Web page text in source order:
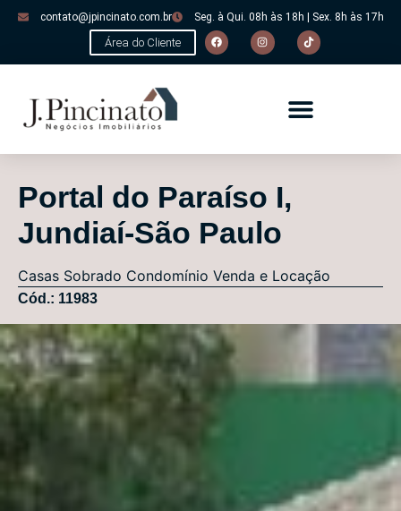
contato@jpincinato.com.br Seg. à Qui. 08h às 18h | Sex. 8h às 17h
Área do Cliente
Portal do Paraíso I,
Jundiaí-São Paulo
Casas Sobrado Condomínio Venda e Locação
Cód.: 11983